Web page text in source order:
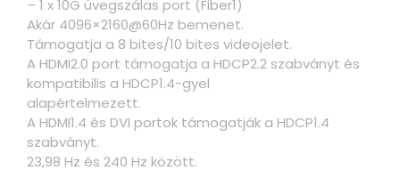
– 1 x 10G üvegszálas port (Fiber1)
Akár 4096×2160@60Hz bemenet.
Támogatja a 8 bites/10 bites videojelet.
A HDMI2.0 port támogatja a HDCP2.2 szabványt és
kompatibilis a HDCP1.4-gyel
alapértelmezett.
A HDMI1.4 és DVI portok támogatják a HDCP1.4
szabványt.
23,98 Hz és 240 Hz között.